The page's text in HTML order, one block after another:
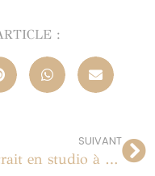
:
SUIVANT
Portrait en studio à Paris | Avril 2014